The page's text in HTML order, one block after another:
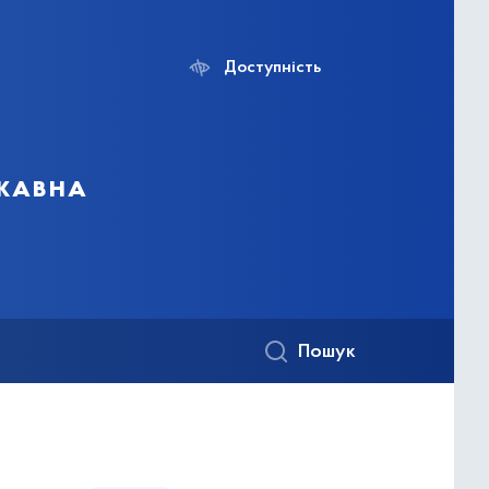
Доступність
Пошук